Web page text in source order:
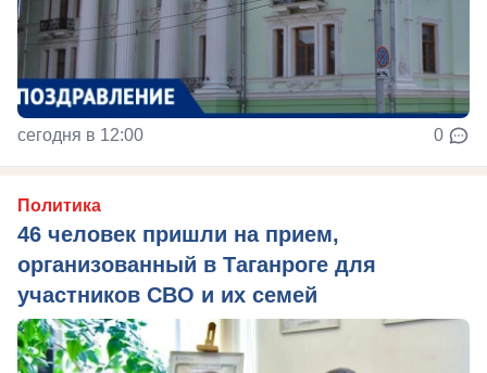
сегодня в 12:00 0
Политика
46 человек пришли на прием,
организованный в Таганроге для
участников СВО и их семей